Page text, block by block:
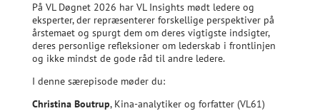
På VL Døgnet 2026 har VL Insights mødt ledere og
eksperter, der repræsenterer forskellige perspektiver på
årstemaet og spurgt dem om deres vigtigste indsigter,
deres personlige refleksioner om lederskab i frontlinjen
og ikke mindst de gode råd til andre ledere.
I denne særepisode møder du:
Christina Boutrup, Kina-analytiker og forfatter (VL61)